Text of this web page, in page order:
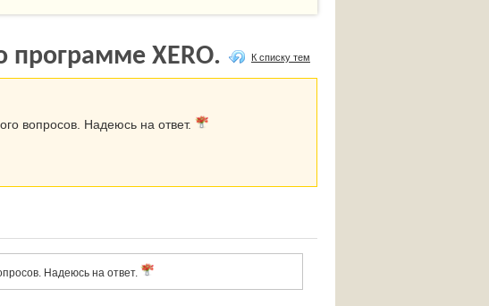
XERO. К списку тем
вопросов. Надеюсь на ответ.
Надеюсь на ответ.